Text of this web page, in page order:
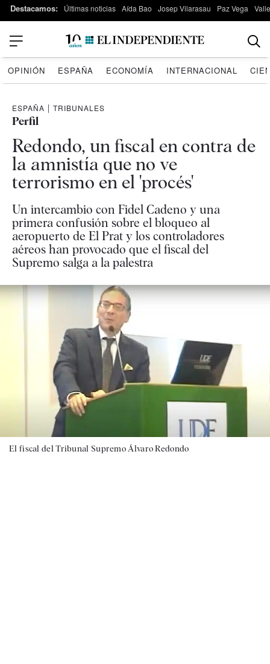
Destacamos: Últimas noticias Aída Bao Josep Vilarasau Paz Vega
OPINIÓN ESPAÑA ECONOMÍA INTERNACIONAL
ESPAÑA | TRIBUNALES
Perfil
Redondo, un fiscal en contra de
la amnistía que no ve
terrorismo en el 'procés'
Un intercambio con Fidel Cadeno y una
primera confusión sobre el bloqueo al
aeropuerto de El Prat y los controladores
aéreos han provocado que el fiscal del
Supremo salga a la palestra
El fiscal del Tribunal Supremo Álvaro Redondo